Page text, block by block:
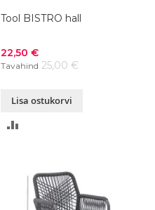
Tool BISTRO hall
Soodushind
22,50 €
Tavahind 25,00 €
Lisa ostukorvi